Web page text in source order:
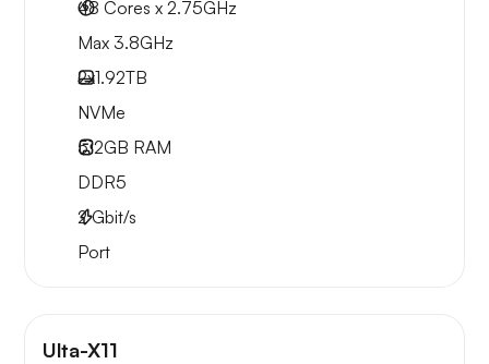
48 Cores x 2.75GHz
Max 3.8GHz
2x1.92TB
NVMe
512GB RAM
DDR5
2Gbit/s
Port
Ulta-X11